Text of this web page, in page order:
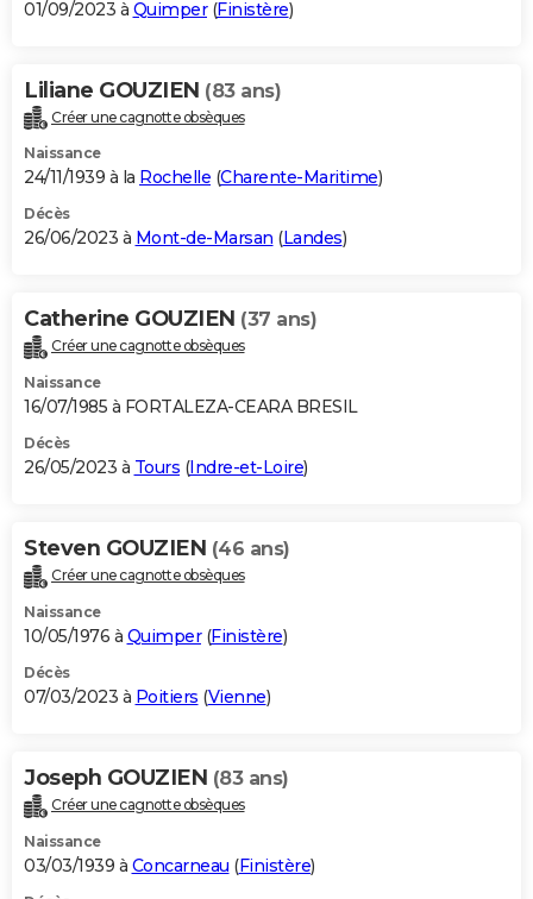
01/09/2023 à Quimper(Finistère)
Liliane GOUZIEN (83 ans)
Créer une cagnotte obsèques
Naissance
24/11/1939 à la Rochelle (Charente-Maritime)
Décès
26/06/2023 à Mont-de-Marsan (Landes)
Catherine GOUZIEN (37 ans)
Créer une cagnotte obsèques
Naissance
16/07/1985 à FORTALEZA-CEARA BRESIL
Décès
26/05/2023 à Tours (Indre-et-Loire)
Steven GOUZIEN (46 ans)
Créer une cagnotte obsèques
Naissance
10/05/1976 à Quimper(Finistère)
Décès
07/03/2023 à Poitiers (Vienne)
Joseph GOUZIEN (83 ans)
Créer une cagnotte obsèques
Naissance
03/03/1939 à Concarneau (Finistère)